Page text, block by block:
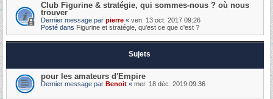
Club Figurine & stratégie, qui sommes-nous ? où nous
trouver
Dernier message par pierre « ven. 13 oct. 2017 09:26
Posté dans Figurine et stratégie, qu'est ce que c'est ?
Sujets
pour les amateurs d'Empire
Dernier message par Benoit « mer. 18 déc. 2019 09:36